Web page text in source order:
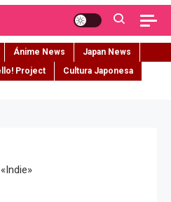
Ánime News
Japan News
Project
Cultura Japonesa